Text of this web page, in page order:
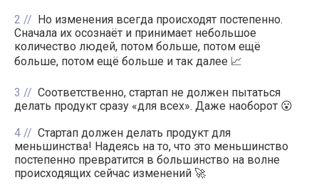
2
Но изменения всегда происходят постепенно.
Сначала их осознаёт и принимает небольшое
количество людей, потом больше, потом ещё
больше, потом ещё больше и так далее 📈
3
Соответственно, стартап не должен пытаться
делать продукт сразу «для всех». Даже наоборот 😮
4
Стартап должен делать продукт для
меньшинства! Надеясь на то, что это меньшинство
постепенно превратится в большинство на волне
происходящих сейчас изменений 🚀